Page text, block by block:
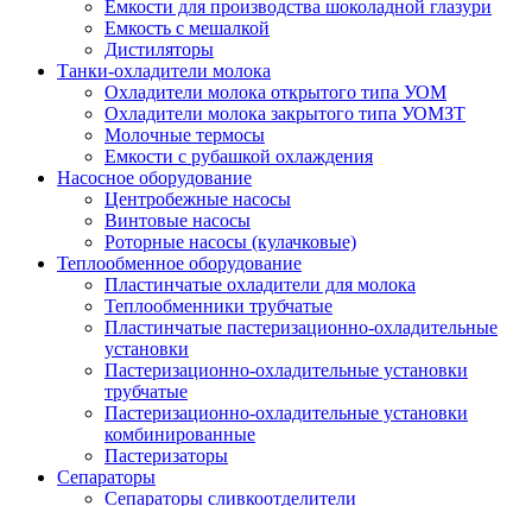
Емкости для производства шоколадной глазури
Емкость с мешалкой
Дистиляторы
Танки-охладители молока
Охладители молока открытого типа УОМ
Охладители молока закрытого типа УОМЗТ
Молочные термосы
Емкости с рубашкой охлаждения
Насосное оборудование
Центробежные насосы
Винтовые насосы
Роторные насосы (кулачковые)
Теплообменное оборудование
Пластинчатые охладители для молока
Теплообменники трубчатые
Пластинчатые пастеризационно-охладительные
установки
Пастеризационно-охладительные установки
трубчатые
Пастеризационно-охладительные установки
комбинированные
Пастеризаторы
Сепараторы
Сепараторы сливкоотделители